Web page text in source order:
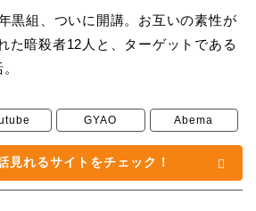
黒組、ついに開講。お互いの素性が
た暗殺者12人と、ターゲットである
GYAO Abema
見れるサイトをチェック！